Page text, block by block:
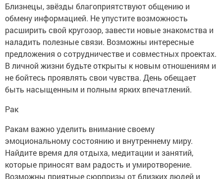
Близнецы, звёзды благоприятствуют общению и
обмену информацией. Не упустите возможность
расширить свой кругозор, завести новые знакомства и
наладить полезные связи. Возможны интересные
предложения о сотрудничестве и совместных проектах.
В личной жизни будьте открыты к новым отношениям и
не бойтесь проявлять свои чувства. День обещает
быть насыщенным и полным ярких впечатлений.
Рак
Ракам важно уделить внимание своему
эмоциональному состоянию и внутреннему миру.
Найдите время для отдыха, медитации и занятий,
которые приносят вам радость и умиротворение.
Возможны приятные сюрпризы от близких людей и